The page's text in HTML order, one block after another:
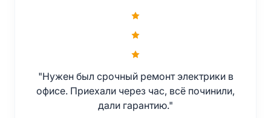
"Нужен был срочный ремонт электрики в
офисе. Приехали через час, всё починили,
дали гарантию."